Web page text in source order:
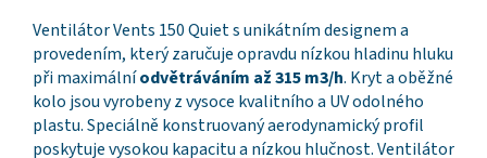
Ventilátor Vents 150 Quiet s unikátním designem a
provedením, který zaručuje opravdu nízkou hladinu hluku
při maximálníodvětráváním až 315 m3/h. Kryt a oběžné
kolo jsou vyrobeny z vysoce kvalitního a UV odolného
plastu. Speciálně konstruovaný aerodynamický profil
poskytuje vysokou kapacitu a nízkou hlučnost. Ventilátor